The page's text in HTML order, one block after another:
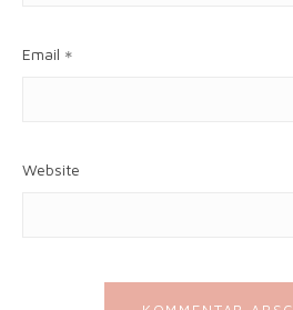
Email *
Website